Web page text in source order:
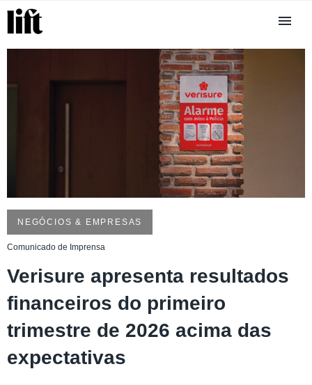
NEGÓCIOS & EMPRESAS
Comunicado de Imprensa
Verisure apresenta resultados
financeiros do primeiro
trimestre de 2026 acima das
expectativas